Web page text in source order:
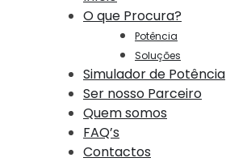
O que Procura?
Potência
Soluções
Simulador de Potência
Ser nosso Parceiro
Quem somos
FAQ’s
Contactos